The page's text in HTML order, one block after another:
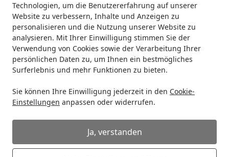
Technologien, um die Benutzererfahrung auf unserer
Website zu verbessern, Inhalte und Anzeigen zu
personalisieren und die Nutzung unserer Website zu
analysieren. Mit Ihrer Einwilligung stimmen Sie der
Verwendung von Cookies sowie der Verarbeitung Ihrer
persönlichen Daten zu, um Ihnen ein bestmögliches
Surferlebnis und mehr Funktionen zu bieten.
Sie können Ihre Einwilligung jederzeit in den Cookie-
Einstellungen anpassen oder widerrufen.
Ja, verstanden
Startseite
Dachrinne Typ 250 /200 cm weiß
Dachrinne Typ 250 /200 cm weiß